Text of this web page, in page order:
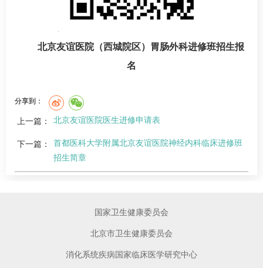
北京友谊医院（西城院区）胃肠外科进修班招生报
名
分享到：
上一篇： 北京友谊医院医生进修申请表
下一篇：
首都医科大学附属北京友谊医院神经内科临床进修班
招生简章
国家卫生健康委员会
北京市卫生健康委员会
消化系统疾病国家临床医学研究中心